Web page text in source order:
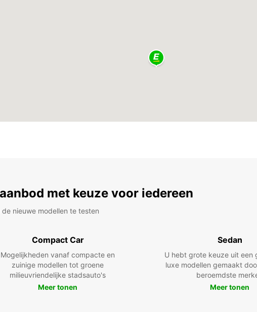
met keuze voor iedereen
de nieuwe modellen te testen
Compact Car
Mogelijkheden vanaf compacte en
zuinige modellen tot groene
milieuvriendelijke stadsauto's
Meer tonen
Sedan
U hebt grote keuze uit een
luxe modellen gemaakt
beroemdste
Meer tonen